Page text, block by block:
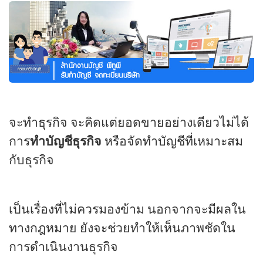
จะทำธุรกิจ จะคิดแต่ยอดขายอย่างเดียวไม่ได้
การทำบัญชีธุรกิจ หรือจัดทำบัญชีที่เหมาะสม
กับธุรกิจ
เป็นเรื่องที่ไม่ควรมองข้าม นอกจากจะมีผลใน
ทางกฎหมาย ยังจะช่วยทำให้เห็นภาพชัดใน
การดำเนินงานธุรกิจ